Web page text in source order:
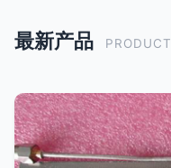
最新产品 PRODUCT